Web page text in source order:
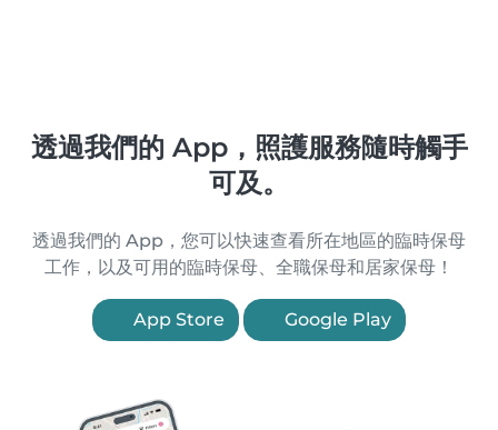
透過我們的 App，照護服務隨時觸手
可及。
透過我們的 App，您可以快速查看所在地區的臨時保母
工作，以及可用的臨時保母、全職保母和居家保母！
App Store Google Play